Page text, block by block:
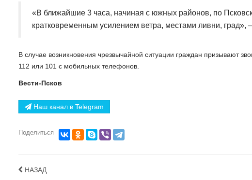
«В ближайшие 3 часа, начиная с южных районов, по
кратковременным усилением ветра, местами ливни, град»,
В случае возникновения чрезвычайной ситуации граждан призывают
112 или 101 с мобильных телефонов.
Вести-Псков
Наш канал в Telegram
Поделиться
НАЗАД